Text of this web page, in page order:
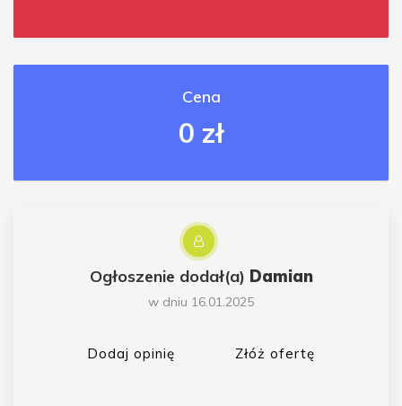
Cena
0 zł
Ogłoszenie dodał(a) Damian
w dniu 16.01.2025
Dodaj opinię Złóż ofertę